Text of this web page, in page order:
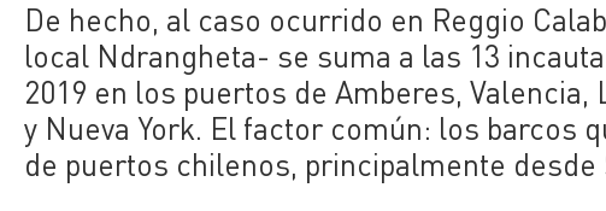
De hecho, al caso ocurrido en Reggio
local Ndrangheta- se suma a las 13
2019 en los puertos deAmberes, Valencia,
y Nueva York. El factor común: los barcos
de puertos chilenos, principalmente desde